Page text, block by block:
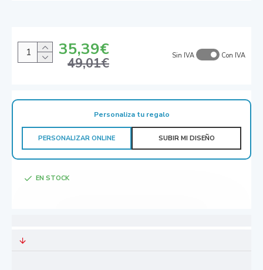
35,39€
49,01€ Sin IVA Con IVA
EN STOCK
Personaliza tu regalo
PERSONALIZAR ONLINE SUBIR MI DISEÑO